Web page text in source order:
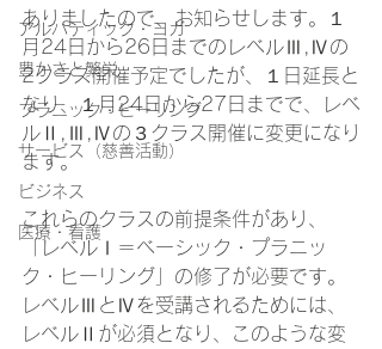
アルハティック・ヨガ
豊かさと繁栄
プラニック・ヒーリング
サービス（慈善活動）
ビジネス
医療・看護
ありましたので、お知らせします。１
月24日から26日までのレベルⅢ,Ⅳの
2クラス開催予定でしたが、１日延長と
なり、１月24日から27日までで、レベ
ルⅡ,Ⅲ,Ⅳの３クラス開催に変更になり
ます。
これらのクラスの前提条件があり、
「レベルⅠ＝ベーシック・プラニッ
ク・ヒーリング」の修了が必要です。
レベルⅢとⅣを受講されるためには、
レベルⅡが必須となり、このような変